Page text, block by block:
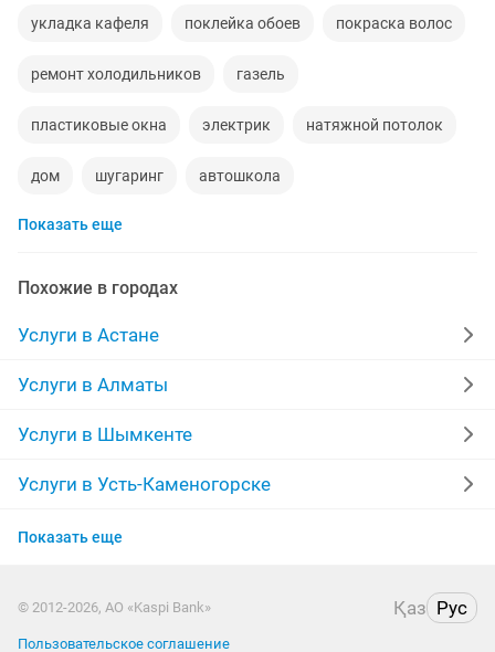
укладка кафеля поклейка обоев покраска волос
ремонт холодильников газель
пластиковые окна электрик натяжной потолок
дом шугаринг автошкола
ремонт телевизоров
установка кондиционеров
вывоз мусора
ремонт окон ворота
диван грузоперевозки газель
манипулятор
Показать еще
Похожие в городах
Услуги в Астане
Услуги в Алматы
Услуги в Шымкенте
Услуги в Усть-Каменогорске
Услуги в Актобе
Услуги в Таразе
Показать еще
© 2012-2026, АО «Kaspi Bank» Қаз Рус
Пользовательское соглашение